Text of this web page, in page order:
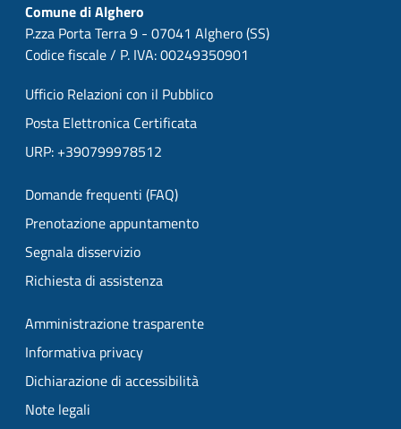
Comune di Alghero
P.zza Porta Terra 9 - 07041 Alghero (SS)
Codice fiscale / P. IVA: 00249350901
Ufficio Relazioni con il Pubblico
Posta Elettronica Certificata
URP: +390799978512
Domande frequenti (FAQ)
Prenotazione appuntamento
Segnala disservizio
Richiesta di assistenza
Amministrazione trasparente
Informativa privacy
Dichiarazione di accessibilità
Note legali